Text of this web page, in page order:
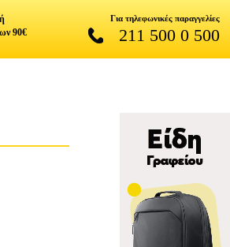
90€
Για τηλεφωνικές παραγγελίες
211 500 0 500